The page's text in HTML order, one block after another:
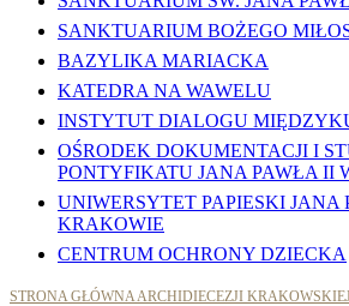
SANKTUARIUM BOŻEGO
BAZYLIKA MARIACKA
KATEDRA NA WAWELU
INSTYTUT DIALOGU
OŚRODEK DOKUMENTACJI I
PONTYFIKATU JANA PAWŁA II
UNIWERSYTET PAPIESKI JANA
KRAKOWIE
CENTRUM OCHRONY DZIECKA
STRONA GŁÓWNA ARCHIDIECEZJI